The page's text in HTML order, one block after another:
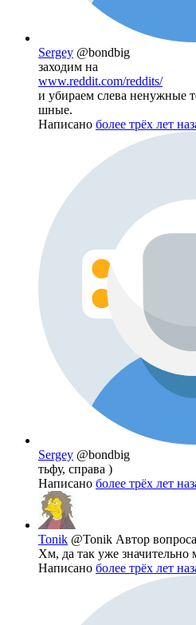
Sergey @bondbig
заходим на
www.reddit.com/reddits/
и убираем слева ненужные
шные.
Написано более трёх лет
Sergey @bondbig
тьфу, справа )
Написано более трёх лет
Tonik @Tonik Автор вопроса
Хм, да так уже значительно
Написано более трёх лет